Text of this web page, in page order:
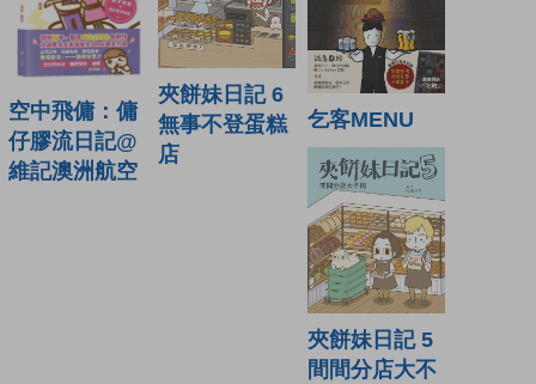
空中飛傭：傭
仔膠流日記@
維記澳洲航空
夾餅妹日記 6
無事不登蛋糕
店
乞客MENU
夾餅妹日記 5
間間分店大不